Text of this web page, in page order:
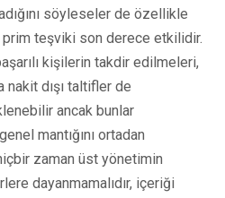
söyleseler de özellikle
teşviki son derece etkilidir.
kişilerin takdir edilmeleri,
dışı taltifler de
ancak bunlar
mantığını ortadan
zaman üst yönetimin
dayanmamalıdır, içeriği